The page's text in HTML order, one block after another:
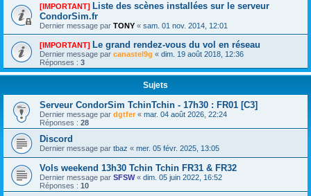
[IMPORTANT] Liste des scènes installées sur le serveur
CondorSim.fr
Dernier message par TONY « sam. 01 nov. 2014, 12:01
[IMPORTANT] Le grand rendez-vous du vol en réseau
Dernier message par canastel9g « dim. 19 août 2018, 12:36
Réponses : 3
Sujets
Serveur CondorSim TchinTchin - 17h30 : FR01 [C3]
Dernier message par dgtfer « mar. 04 août 2026, 22:24
Réponses : 28
Discord
Dernier message par tbaz « mer. 05 févr. 2025, 13:05
Vols weekend 13h30 Tchin Tchin FR31 & FR32
Dernier message par SFSW« dim. 05 juin 2022, 16:52
Réponses : 10